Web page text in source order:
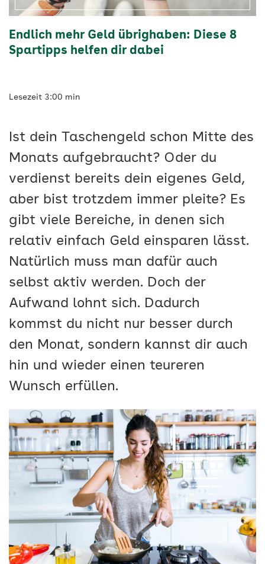
Vigozone
Endlich mehr Geld übrighaben: Diese 8
Spartipps helfen dir dabei
Lesezeit 3:00 min
Ist dein Taschengeld schon Mitte des
Monats aufgebraucht? Oder du
verdienst bereits dein eigenes Geld,
aber bist trotzdem immer pleite? Es
gibt viele Bereiche, in denen sich
relativ einfach Geld einsparen lässt.
Natürlich muss man dafür auch
selbst aktiv werden. Doch der
Aufwand lohnt sich. Dadurch
kommst du nicht nur besser durch
den Monat, sondern kannst dir auch
hin und wieder einen teureren
Wunsch erfüllen.